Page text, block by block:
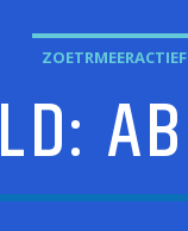
ZOETRMEERACTIEF